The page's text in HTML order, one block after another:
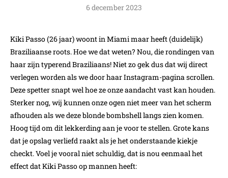
6 december 2023
Kiki Passo (26 jaar) woont in Miami maar heeft (duidelijk)
Braziliaanse roots. Hoe we dat weten? Nou, die rondingen van
haar zijn typerend Braziliaans! Niet zo gek dus dat wij direct
verlegen worden als we door haar Instagram-pagina scrollen.
Deze spetter snapt wel hoe ze onze aandacht vast kan houden.
Sterker nog, wij kunnen onze ogen niet meer van het scherm
afhouden als we deze blonde bombshell langs zien komen.
Hoog tijd om dit lekkerding aan je voor te stellen. Grote kans
dat je opslag verliefd raakt als je het onderstaande kiekje
checkt. Voel je vooral niet schuldig, dat is nou eenmaal het
effect dat Kiki Passo op mannen heeft: